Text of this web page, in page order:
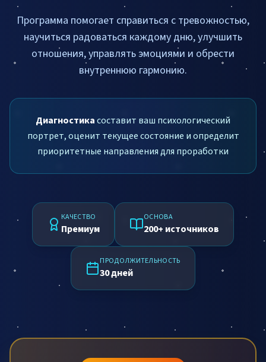
Программа помогает справиться с тревожностью,
научиться радоваться каждому дню, улучшить
отношения, управлять эмоциями и обрести
внутреннюю гармонию.
Диагностикасоставит ваш психологический
портрет, оценит текущее состояние и определит
приоритетные направления для проработки
КАЧЕСТВО
Премиум
ОСНОВА
200+ источников
ПРОДОЛЖИТЕЛЬНОСТЬ
30 дней